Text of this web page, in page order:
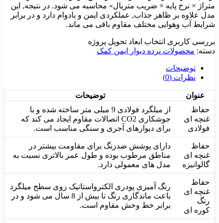
متراژ × نرخ پایه × ضریب متریال» محاسبه می شود. در نتیجه, این
مدل علاوه بر ظاهر جذاب, عملکردی ایمن و بادوام دارد و در برابر
شرایط آب وهوایی مختلف مقاوم باقی می ماند.
بررسی کاربری انتخاب ابعاد تحویل پروژه
دسته: محصولات نرده دیوار ایمن کمک
توضیحات
نظرات (0)
عنوان
توضیحات
حفاظ
غنچه ای
فولادی
از میلگرد فولادی 9 میلی متر ساخته شده و با
جوشکاری CO2 اتصالات مقاوم ایجاد می کند که
برای دیوارهای آجری و سنگی مناسب است.
حفاظ
غنچه ای
گالوانیزه
دارای پوشش ضدزنگ برای مقاومت بیشتر در
مناطق مرطوب بوده و طول عمر بالاتری نسبت به
مدل های معمولی دارد.
حفاظ
غنچه ای
رنگ
کوره ای
رنگ آمیزی پودری الکترواستاتیک روی سطح میلگرد
باعث ماندگاری رنگ تا بیش از 8 سال می شود و در
برابر خط وخش مقاوم است.